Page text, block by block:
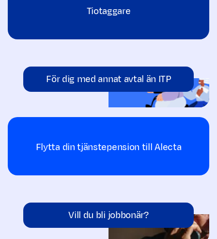
Tiotaggare
För dig med annat avtal än ITP
Flytta din tjänstepension till Alecta
Vill du bli jobbonär?